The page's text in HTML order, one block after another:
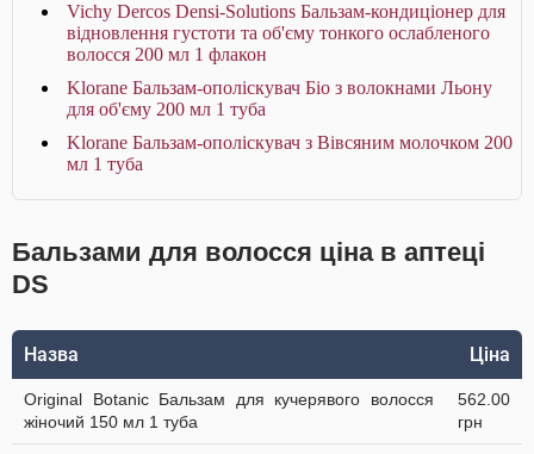
Vichy Dercos Densi-Solutions Бальзам-кондиціонер для
відновлення густоти та об'єму тонкого ослабленого
волосся 200 мл 1 флакон
Klorane Бальзам-ополіскувач Біо з волокнами Льону
для об'єму 200 мл 1 туба
Klorane Бальзам-ополіскувач з Вівсяним молочком 200
мл 1 туба
Бальзами для волосся ціна в аптеці
DS
Назва Ціна
Original Botanic Бальзам для кучерявого волосся
жіночий 150 мл 1 туба
562.00
грн